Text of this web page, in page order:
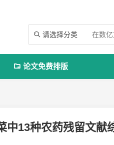
 请选择分类
 论文免费排版
中13种农药残留文献